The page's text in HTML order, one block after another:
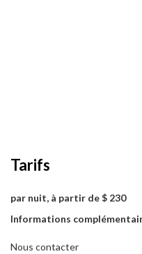
Tarifs
par nuit, à partir de $ 230
Informations
Nous contacter